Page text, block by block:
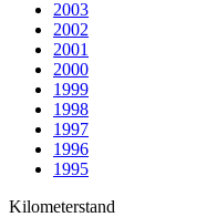
2003
2002
2001
2000
1999
1998
1997
1996
1995
Kilometerstand